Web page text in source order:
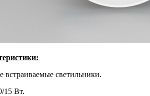
встраиваемые светильники.
15 Вт.